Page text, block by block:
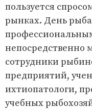
пользуется
рынках. День
непосредственно
сотрудники
предприятий,
ихтиопатологи,
учебных